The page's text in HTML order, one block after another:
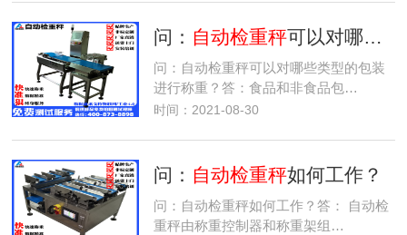
问： 自动检重秤可以对哪些类型的包装进行称重？
问：自动检重秤可以对哪些类型的包装
进行称重？答：食品和非食品包…
时间：2021-08-30
问： 自动检重秤如何工作？
问：自动检重秤如何工作？答： 自动检
重秤由称重控制器和称重架组…